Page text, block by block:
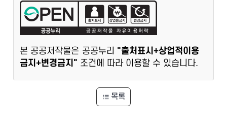
본 공공저작물은 공공누리 "출처표시+상업적이용
금지+변경금지" 조건에 따라 이용할 수 있습니다.
목록